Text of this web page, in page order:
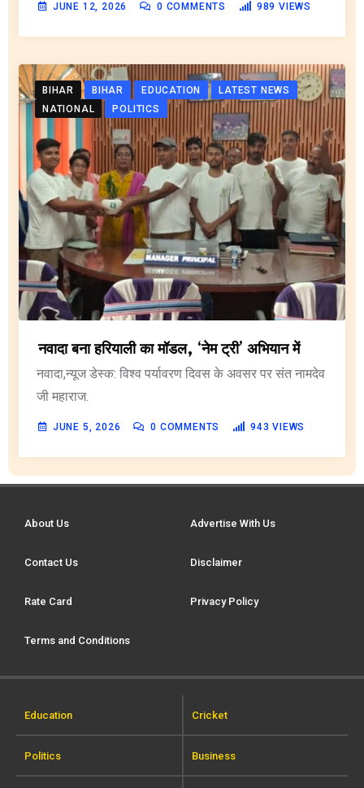
JUNE 12, 2026 0 COMMENTS 989 VIEWS
BIHAR BIHAR EDUCATION
LATEST NEWS
NATIONAL
POLITICS
नवादा बना हरियाली का मॉडल, ‘नेम ट्री’ अभियान में
नवादा,न्यूज डेस्क: विश्व पर्यावरण दिवस के अवसर पर संत नामदेव
जी महाराज.
JUNE 5, 2026 0 COMMENTS 943 VIEWS
About Us Advertise With Us
Contact Us Disclaimer
Rate Card Privacy Policy
Terms and Conditions
Education Cricket
Politics Business